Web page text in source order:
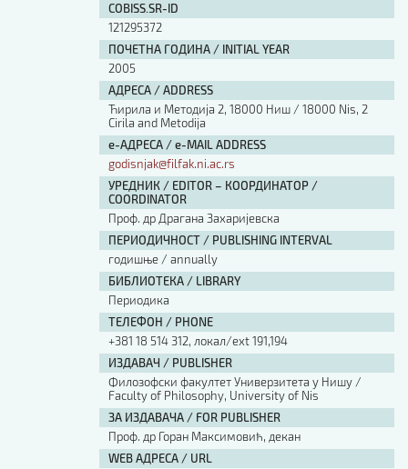
COBISS.SR-ID
121295372
ПОЧЕТНА ГОДИНА / INITIAL YEAR
2005
АДРЕСА / ADDRESS
Ћирила и Методија 2, 18000 Ниш / 18000 Nis, 2
Cirila and Metodija
е-АДРЕСА / e-MAIL ADDRESS
godisnjak@filfak.ni.ac.rs
УРЕДНИК / EDITOR – КООРДИНАТОР /
COORDINATOR
Проф. др Драгана Захаријевска
ПЕРИОДИЧНОСТ / PUBLISHING INTERVAL
годишње / annually
БИБЛИОТЕКА / LIBRARY
Периодика
ТЕЛЕФОН / PHONE
+381 18 514 312, локал/ext 191,194
ИЗДАВАЧ / PUBLISHER
Филозофски факултет Универзитета у Нишу /
Faculty of Philosophy, University of Nis
ЗА ИЗДАВАЧА / FOR PUBLISHER
Проф. др Горан Максимовић, декан
WEB АДРЕСА / URL